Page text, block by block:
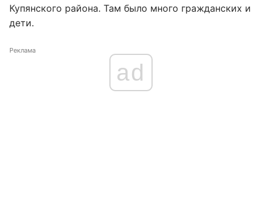
Купянского района. Там было много гражданских и
дети.
Реклама
ad